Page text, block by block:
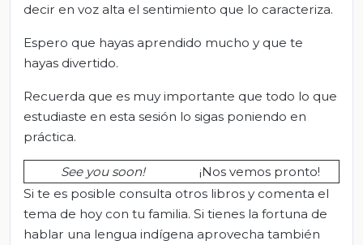
decir en voz alta el sentimiento que lo caracteriza.
Espero que hayas aprendido mucho y que te
hayas divertido.
Recuerda que es muy importante que todo lo que
estudiaste en esta sesión lo sigas poniendo en
práctica.
See you soon!
¡Nos vemos pronto!
Si te es posible consulta otros libros y comenta el
tema de hoy con tu familia. Si tienes la fortuna de
hablar una lengua indígena aprovecha también